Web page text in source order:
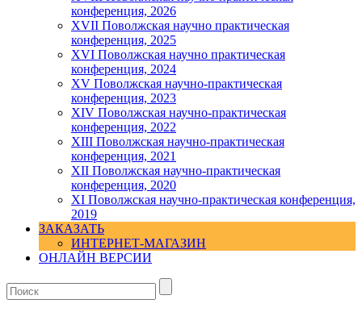
конференция, 2026
XVII Поволжская научно практическая
конференция, 2025
XVI Поволжская научно практическая
конференция, 2024
ХV Поволжская научно-практическая
конференция, 2023
ХIV Поволжская научно-практическая
конференция, 2022
ХIII Поволжская научно-практическая
конференция, 2021
ХII Поволжская научно-практическая
конференция, 2020
XI Поволжская научно-практическая конференция,
2019
ЗАКАЗАТЬ
ИНТЕРНЕТ-МАГАЗИН
ОНЛАЙН ВЕРСИИ